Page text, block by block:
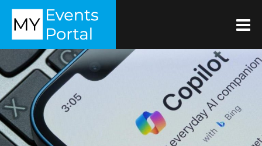
Zum
Inhalt
springen
MYEVENTSPORTAL